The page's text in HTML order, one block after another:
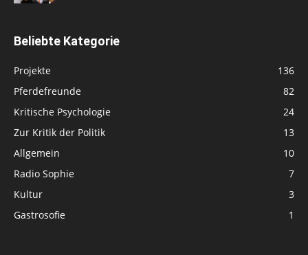
Beliebte Kategorie
Projekte
136
Pferdefreunde
82
Kritische Psychologie
24
Zur Kritik der Politik
13
Allgemein
10
Radio Sophie
7
Kultur
3
Gastrosofie
1